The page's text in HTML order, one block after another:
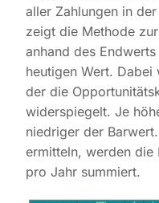
aller Zahlungen in
zeigt die Methode
anhand des
heutigen Wert.
der die
widerspiegelt. Je
niedriger der
ermitteln, werden die
pro Jahr summiert.